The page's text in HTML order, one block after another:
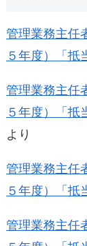
管理業務主任
５年度）「抵
管理業務主任
５年度）「抵
より
管理業務主任
５年度）「抵
管理業務主任